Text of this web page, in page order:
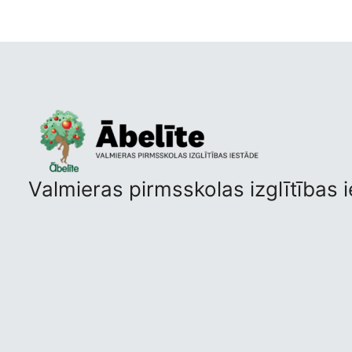
Valmieras pirmsskolas izglītības